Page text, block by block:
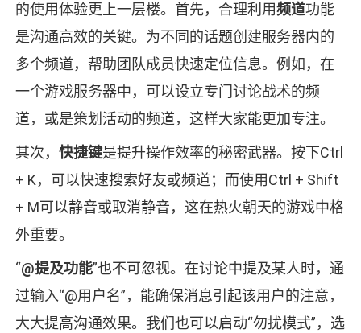
的使用体验更上一层楼。首先，合理利用频道功能
是沟通高效的关键。为不同的话题创建服务器内的
多个频道，帮助团队成员快速定位信息。例如，在
一个游戏服务器中，可以设立专门讨论战术的频
道，或是策划活动的频道，这样大家能更加专注。
其次， 快捷键是提升操作效率的秘密武器。按下Ctrl
+ K，可以快速搜索好友或频道；而使用Ctrl + Shift
+ M可以静音或取消静音，这在热火朝天的游戏中格
外重要。
“@提及功能”也不可忽视。在讨论中提及某人时，通
过输入“@用户名”，能确保消息引起该用户的注意，
大大提高沟通效果。我们也可以启动“勿扰模式”，选